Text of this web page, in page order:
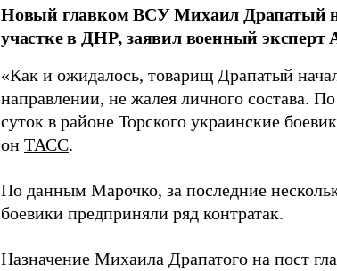
Новый главком ВСУ Михаил Драпатый
участке в ДНР, заявил военный эксперт
«Как и ожидалось, товарищ Драпатый
направлении, не жалея личного состава.
суток в районе Торского украинские
он ТАСС.
По данным Марочко, за последние
боевики предприняли ряд контратак.
Назначение Михаила Драпатого на пост